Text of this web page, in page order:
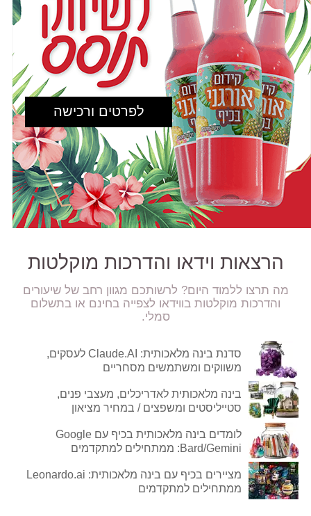
לפרטים ורכישה
הרצאות וידאו והדרכות מוקלטות
מה תרצו ללמוד היום? לרשותכם מגוון רחב של שיעורים
והדרכות מוקלטות בווידאו לצפייה בחינם או בתשלום
סמלי.
סדנת בינה מלאכותית: Claude.AI לעסקים,
משווקים ומשתמשים מסחריים
בינה מלאכותית לאדריכלים, מעצבי פנים,
סטייליסטים ומשפצים / במחיר מציאון
לומדים בינה מלאכותית בכיף עם Google
Bard/Gemini: ממתחילים למתקדמים
מציירים בכיף עם בינה מלאכותית: Leonardo.ai
ממתחילים למתקדמים